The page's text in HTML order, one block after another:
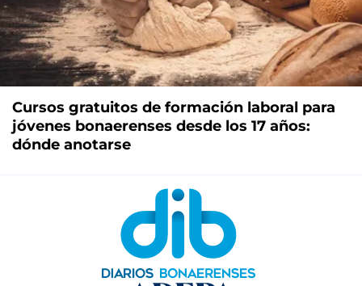
Cursos gratuitos de formación laboral para
jóvenes bonaerenses desde los 17 años:
dónde anotarse